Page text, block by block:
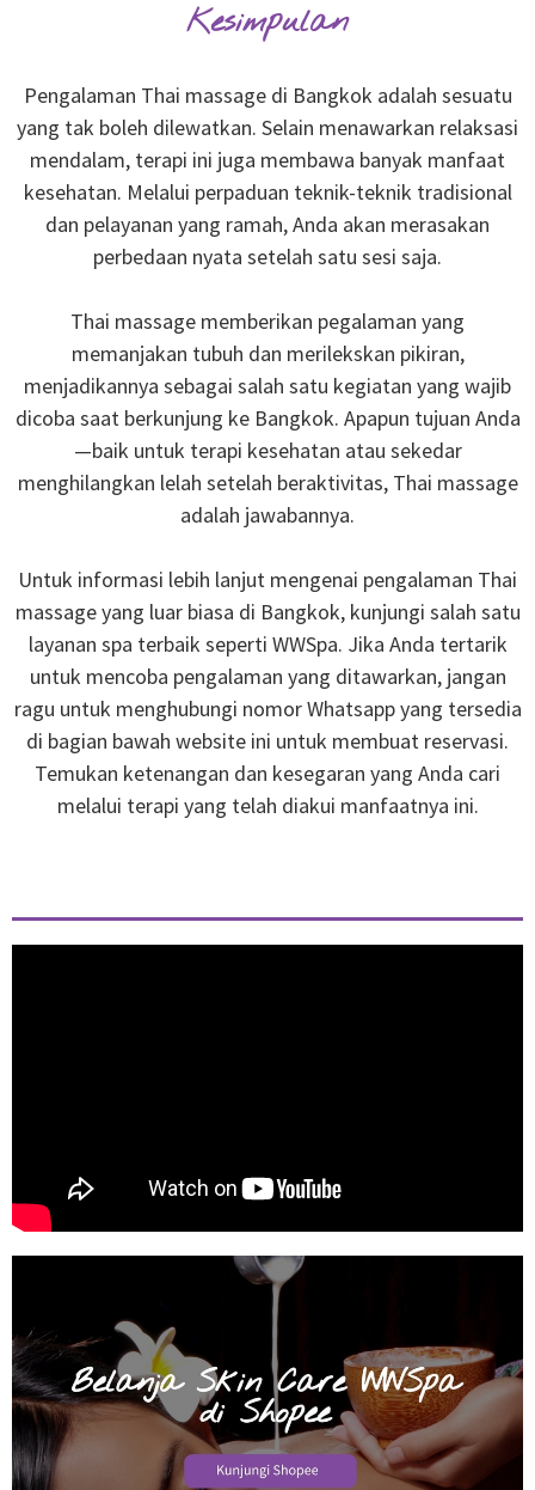
Kesimpulan
Pengalaman Thai massage di Bangkok adalah sesuatu
yang tak boleh dilewatkan. Selain menawarkan relaksasi
mendalam, terapi ini juga membawa banyak manfaat
kesehatan. Melalui perpaduan teknik-teknik tradisional
dan pelayanan yang ramah, Anda akan merasakan
perbedaan nyata setelah satu sesi saja.
Thai massage memberikan pegalaman yang
memanjakan tubuh dan merilekskan pikiran,
menjadikannya sebagai salah satu kegiatan yang wajib
dicoba saat berkunjung ke Bangkok. Apapun tujuan Anda
—baik untuk terapi kesehatan atau sekedar
menghilangkan lelah setelah beraktivitas, Thai massage
adalah jawabannya.
Untuk informasi lebih lanjut mengenai pengalaman Thai
massage yang luar biasa di Bangkok, kunjungi salah satu
layanan spa terbaik seperti WWSpa. Jika Anda tertarik
untuk mencoba pengalaman yang ditawarkan, jangan
ragu untuk menghubungi nomor Whatsapp yang tersedia
di bagian bawah website ini untuk membuat reservasi.
Temukan ketenangan dan kesegaran yang Anda cari
melalui terapi yang telah diakui manfaatnya ini.